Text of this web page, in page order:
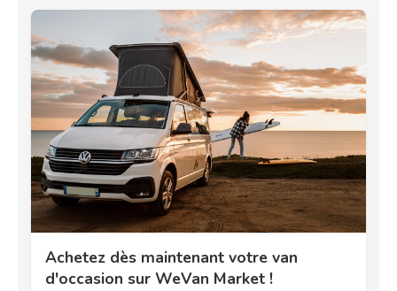
Achetez dès maintenant votre van
d'occasion sur WeVan Market !